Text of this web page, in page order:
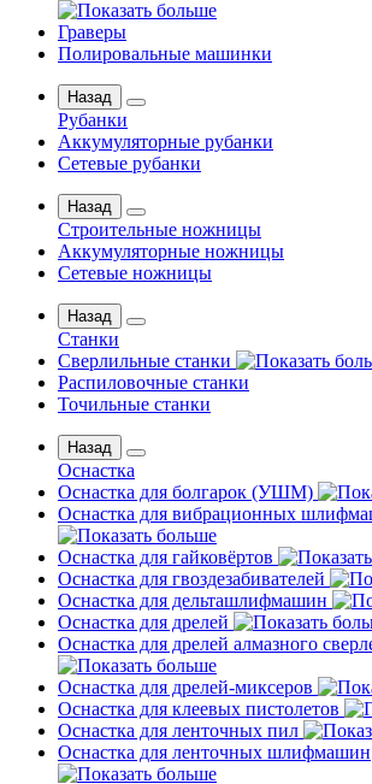
Граверы
Полировальные машинки
Назад
Рубанки
Аккумуляторные рубанки
Сетевые рубанки
Назад
Строительные ножницы
Аккумуляторные ножницы
Сетевые ножницы
Назад
Станки
Сверлильные станки
Распиловочные станки
Точильные станки
Назад
Оснастка
Оснастка для болгарок (УШМ)
Оснастка для вибрационных
Оснастка для гайковёртов
Оснастка для гвоздезабивателей
Оснастка для дельташлифмашин
Оснастка для дрелей
Оснастка для дрелей алмазного
Оснастка для дрелей-миксеров
Оснастка для клеевых пистолетов
Оснастка для ленточных пил
Оснастка для ленточных шлифмашин